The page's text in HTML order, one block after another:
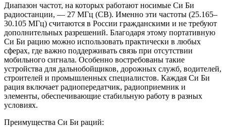
Диапазон частот, на которых работают носимые Си Би
радиостанции, — 27 МГц (CB). Именно эти частоты (25.165–
30.105 МГц) считаются в России гражданскими и не требуют
дополнительных разрешений. Благодаря этому портативную
Си Би рацию можно использовать практически в любых
сферах, где важно поддерживать связь при отсутствии
мобильного сигнала. Особенно востребованы такие
устройства для дальнобойщиков, дорожных служб, водителей,
строителей и промышленных специалистов. Каждая Си Би
рация включает радиопередатчик, радиоприемник и
элементы, обеспечивающие стабильную работу в разных
условиях.
Преимущества Си Би раций: